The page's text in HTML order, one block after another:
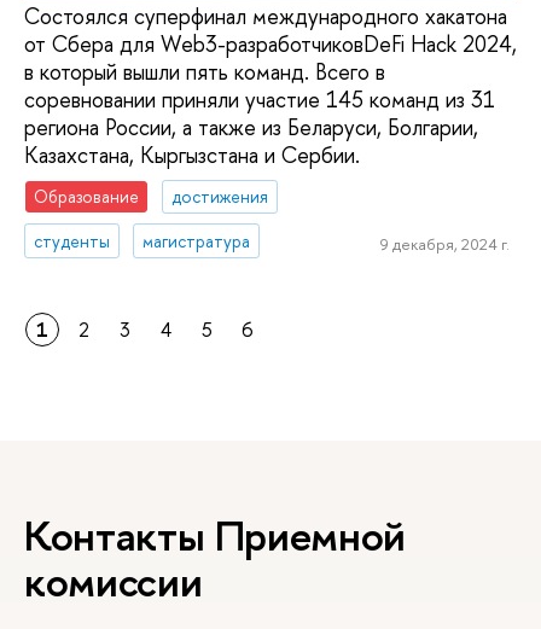
Состоялся суперфинал международного хакатона
от Сбера для Web3-разработчиковDeFi Hack 2024,
в который вышли пять команд. Всего в
соревновании приняли участие 145 команд из 31
региона России, а также из Беларуси, Болгарии,
Казахстана, Кыргызстана и Сербии.
Образование
достижения
студенты
магистратура 9 декабря, 2024 г.
1 2 3 4 5 6
Контакты Приемной
комиссии